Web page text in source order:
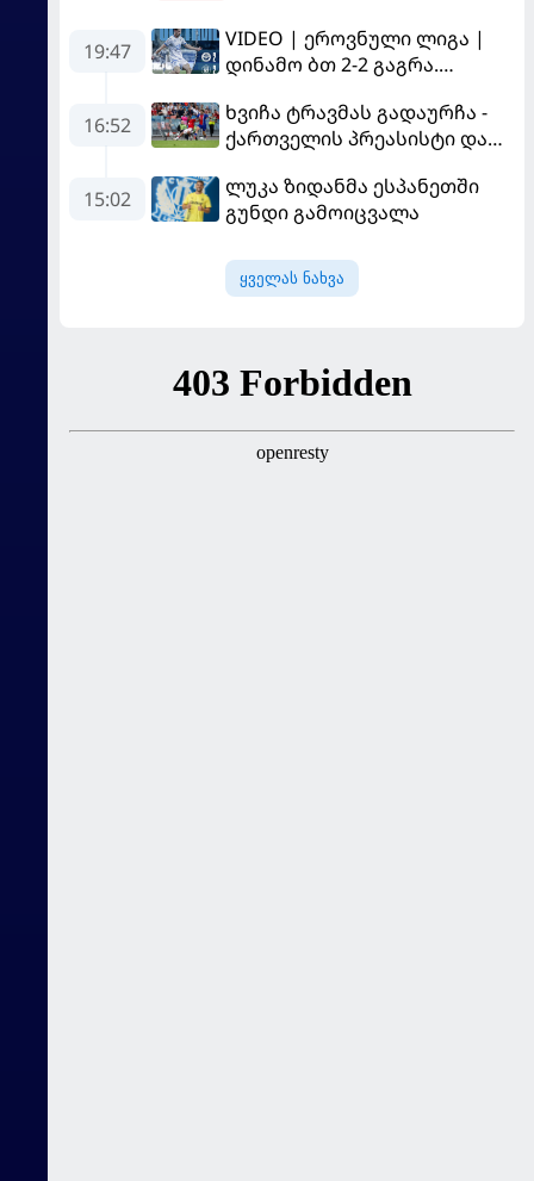
19:47
VIDEO | ეროვნული ლიგა |
დინამო ბთ 2-2 გაგრა.
16:52
ხვიჩა ტრავმას გადაურჩა -
ქართველის პრეასისტი და
იუნაიტედთან"
15:02
ლუკა ზიდანმა ესპანეთში
გუნდი გამოიცვალა
ყველას ნახვა